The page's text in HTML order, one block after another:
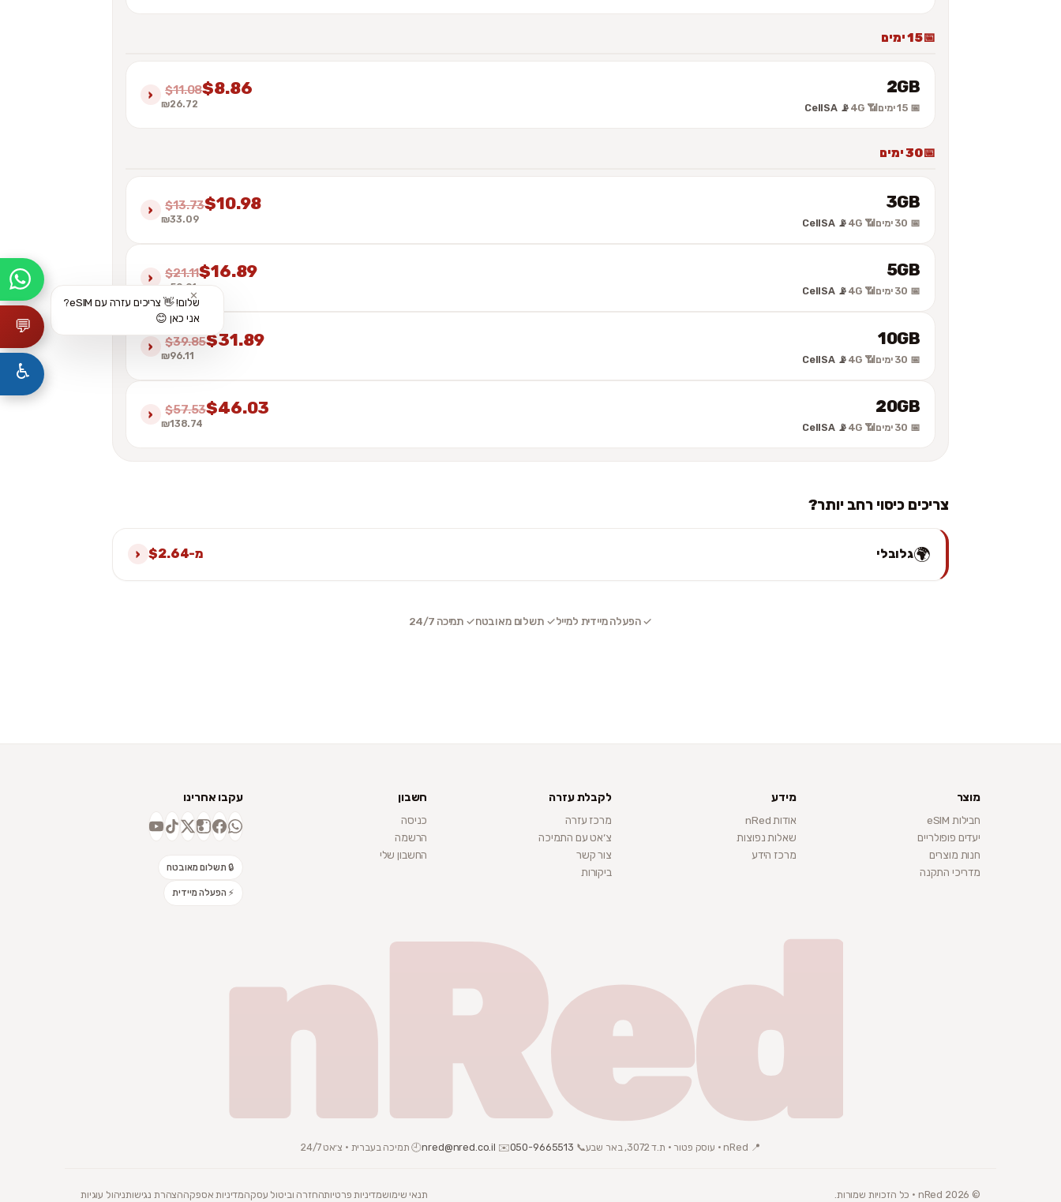
15 ימים
2GB
📅 15 ימים 📶 4G
📡 CellSA
$11.08$8.86
₪26.72
›
30 ימים
3GB
📅 30 ימים 📶 4G
📡 CellSA
$13.73$10.98
₪33.09
›
5GB
📅 30 ימים 📶 4G
📡 CellSA
$21.11$16.89
₪50.91
›
10GB
📅 30 ימים 📶 4G
📡 CellSA
$39.85$31.89
₪96.11
›
20GB
📅 30 ימים 📶 4G
📡 CellSA
$57.53$46.03
₪138.74
›
צריכים כיסוי רחב יותר?
🌍גלובלי מ-$2.64 ›
✓ הפעלה מיידית למייל✓ תשלום מאובטח✓ תמיכה 24/7
מוצר
חבילות eSIM
יעדים פופולריים
חנות מוצרים
מדריכי התקנה
מידע
אודות nRed
שאלות נפוצות
מרכז הידע
לקבלת עזרה
מרכז עזרה
צ׳אט עם התמיכה
צור קשר
ביקורות
חשבון
כניסה
הרשמה
החשבון שלי
עקבו אחרינו
🔒 תשלום מאובטח
⚡ הפעלה מיידיתnRed
📍 nRed · עוסק פטור · ת.ד 3072, באר שבע 📞
050-9665513
✉️
nred@nred.co.il🕘 תמיכה בעברית · צ׳אט 24/7
© 2026 nRed · כל הזכויות שמורות. תנאי שימושמדיניות פרטיותהחזרה וביטול עסקהמדיניות אספקההצהרת נגישותניהול עוגיות
💬
✕
שלום! 👋 צריכים עזרה עם eSIM?
אני כאן 😊
♿